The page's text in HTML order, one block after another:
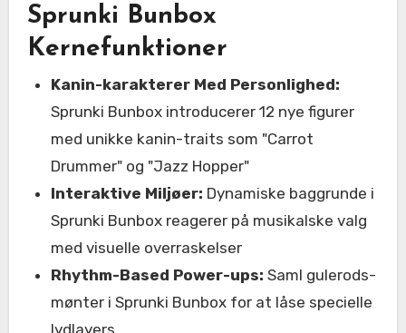
Sprunki Bunbox
Kernefunktioner
Kanin-karakterer Med Personlighed:
Sprunki Bunbox introducerer 12 nye figurer
med unikke kanin-traits som "Carrot
Drummer" og "Jazz Hopper"
Interaktive Miljøer: Dynamiske baggrunde i
Sprunki Bunbox reagerer på musikalske valg
med visuelle overraskelser
Rhythm-Based Power-ups: Saml gulerods-
mønter i Sprunki Bunbox for at låse specielle